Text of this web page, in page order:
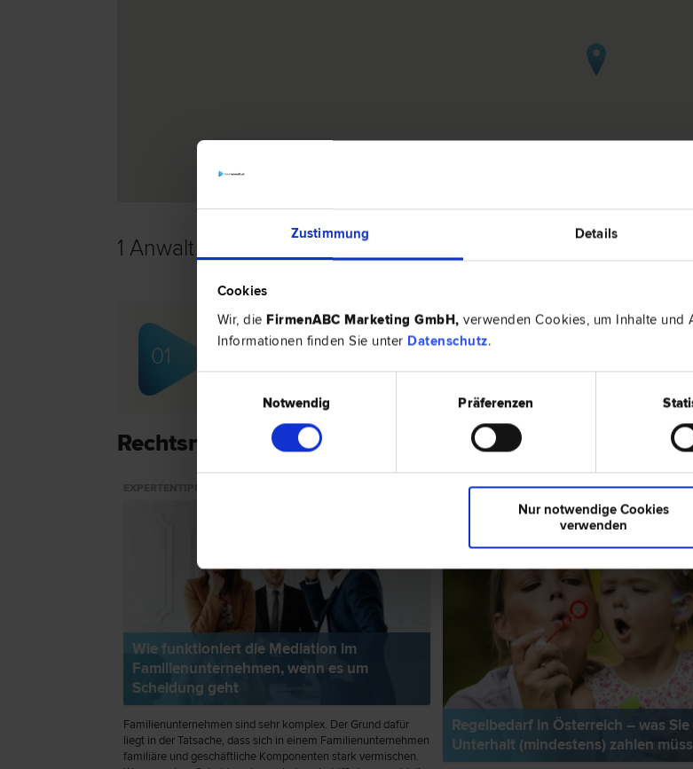
Zustimmung Details
Cookies
Wir, die FirmenABC Marketing GmbH, verwenden Cookies, um Inhalte und
Informationen finden Sie unter Datenschutz.
Notwendig
Präferenzen
Nur notwendige Cookies
verwenden
1 Anwalt - Familienrecht in Altlengbach
01
Mag. Agnes LEPSCHY
Bau­recht | Erb­recht
Rechtsnews & Expertentipps zum Thema
Wie funktioniert die Mediation im
Familienunternehmen, wenn es um
Scheidung geht
Familienunternehmen sind sehr komplex. Der Grund dafür
liegt in der Tatsache, dass sich in einem Familienunternehmen
familiäre und geschäftliche Komponenten stark vermischen.
RECHTSNEWS
Regelbedarf in Österreich – was Sie
Unterhalt (mindestens) zahlen